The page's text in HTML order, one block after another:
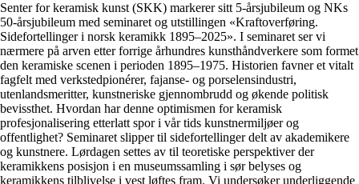
Senter for keramisk kunst (SKK) markerer sitt 5-årsjubileum og NKs
50-årsjubileum med seminaret og utstillingen «Kraftoverføring.
Sidefortellinger i norsk keramikk 1895–2025». I seminaret ser vi
nærmere på arven etter forrige århundres kunsthåndverkere som formet
den keramiske scenen i perioden 1895–1975. Historien favner et vitalt
fagfelt med verkstedpionérer, fajanse- og porselensindustri,
utenlandsmeritter, kunstneriske gjennombrudd og økende politisk
bevissthet. Hvordan har denne optimismen for keramisk
profesjonalisering etterlatt spor i vår tids kunstnermiljøer og
offentlighet? Seminaret slipper til sidefortellinger delt av akademikere
og kunstnere. Lørdagen settes av til teoretiske perspektiver der
keramikkens posisjon i en museumssamling i sør belyses og
keramikkens tilblivelse i vest løftes fram. Vi undersøker underliggende